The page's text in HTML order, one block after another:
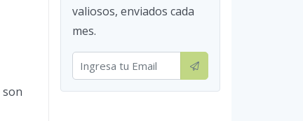
son
valiosos, enviados cada
mes.